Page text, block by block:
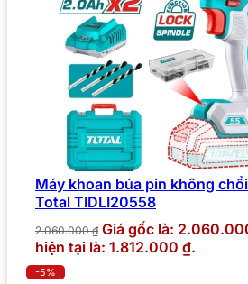
Máy khoan búa pin không
Total TIDLI20558
2.060.000₫ Giá gốc là:
hiện tại là: 1.812.000 ₫.
-5%